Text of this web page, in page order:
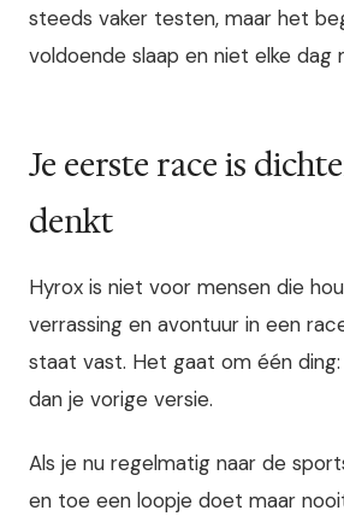
steeds vaker testen, maar het
voldoende slaap en niet elke dag
Je eerste race is
denkt
Hyrox is niet voor mensen die
verrassing en avontuur in een
staat vast. Het gaat om één
dan je vorige versie.
Als je nu regelmatig naar de
en toe een loopje doet maar